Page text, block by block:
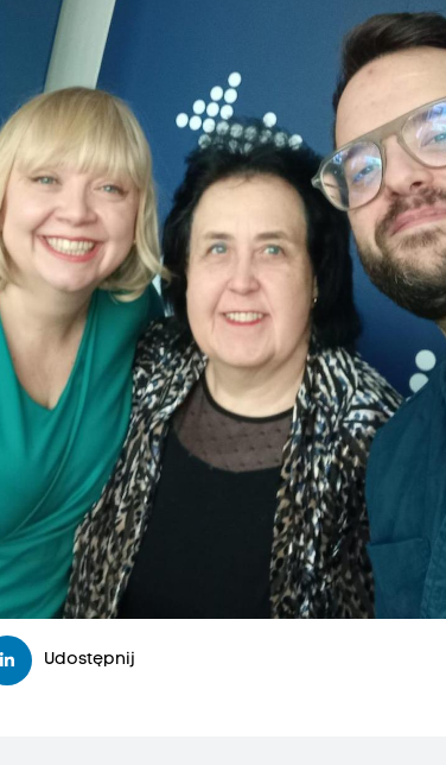
Udostępnij